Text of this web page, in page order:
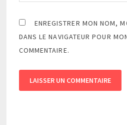
ENREGISTRER MON NOM,
DANS LE NAVIGATEUR POUR
COMMENTAIRE.